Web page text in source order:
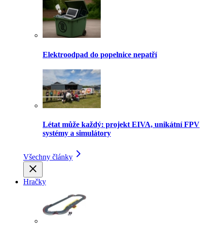
Elektroodpad do popelnice nepatří
Létat může každý: projekt EIVA, unikátní FPV
systémy a simulátory
Všechny články
Hračky